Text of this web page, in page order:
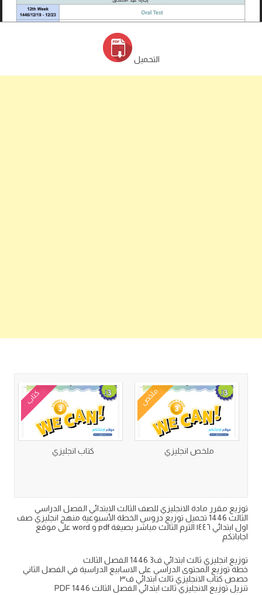
التحميل
ملخص
ملخص انجليزي
كتاب
كتاب انجليزي
توزيع مقرر مادة الانجليزي للصف الثالث الابتدائي الفصل الدراسي
الثالث 1446 تحميل توزيع دروس الخطة الأسبوعية منهج انجليزي صف
اول ابتدائي ١٤٤٦ الترم الثالث مباشر بصيغة pdf و word على موقع
اجاباتكم
توزيع انجليزي ثالث ابتدائي ف3 1446 الفصل الثالث
خطة توزيع المحتوى الدراسي على الاسابيع الدراسية في الفصل الثاني
حصص كتاب الانجليزي ثالث ابتدائي ف٣
تنزيل توزيع الانجليزي ثالث ابتدائي الفصل الثالث PDF 1446